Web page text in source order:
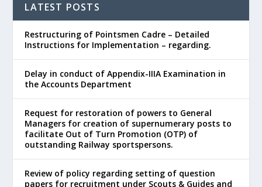
LATEST POSTS
Restructuring of Pointsmen Cadre – Detailed
Instructions for Implementation – regarding.
Delay in conduct of Appendix-IIIA Examination in
the Accounts Department
Request for restoration of powers to General
Managers for creation of supernumerary posts to
facilitate Out of Turn Promotion (OTP) of
outstanding Railway sportspersons.
Review of policy regarding setting of question
papers for recruitment under Scouts & Guides and